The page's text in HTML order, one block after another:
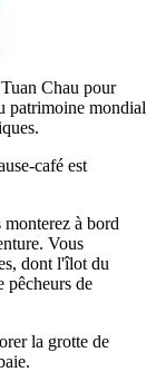
Chau pour
patrimoine mondial
café est
à bord
Vous
dont l'îlot du
pêcheurs de
la grotte de